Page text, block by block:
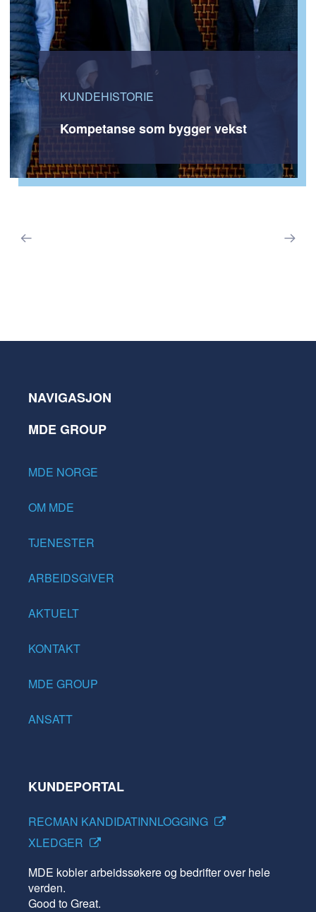
KUNDEHISTORIE
Kompetanse som bygger vekst
NAVIGASJON
MDE GROUP
MDE NORGE
OM MDE
TJENESTER
ARBEIDSGIVER
AKTUELT
KONTAKT
MDE GROUP
ANSATT
KUNDEPORTAL
RECMAN KANDIDATINNLOGGING
XLEDGER
MDE kobler arbeidssøkere og bedrifter over hele
verden.
Good to Great.